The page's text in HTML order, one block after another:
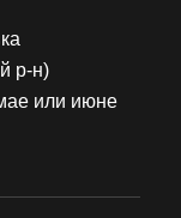
р-н)
или июне